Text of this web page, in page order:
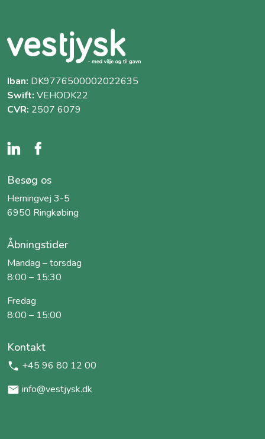
Iban: DK9776500002022635
Swift: VEHODK22
CVR: 2507 6079
Besøg os
Herningvej 3-5
6950 Ringkøbing
Åbningstider
Mandag – torsdag
8:00 – 15:30
Fredag
8:00 – 15:00
Kontakt
+45 96 80 12 00
info@vestjysk.dk